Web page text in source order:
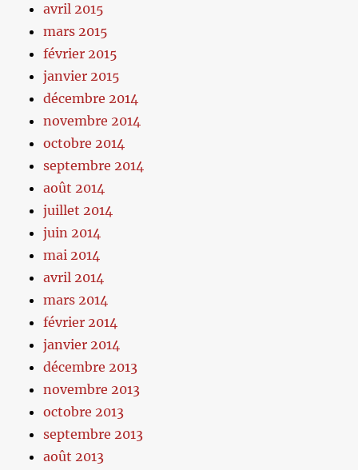
avril 2015
mars 2015
février 2015
janvier 2015
décembre 2014
novembre 2014
octobre 2014
septembre 2014
août 2014
juillet 2014
juin 2014
mai 2014
avril 2014
mars 2014
février 2014
janvier 2014
décembre 2013
novembre 2013
octobre 2013
septembre 2013
août 2013